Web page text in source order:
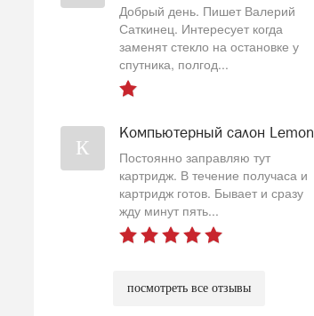
Добрый день. Пишет Валерий
Саткинец. Интересует когда
заменят стекло на остановке у
спутника, полгод...
К
Компьютерный салон Lemon
Постоянно заправляю тут
картридж. В течение получаса и
картридж готов. Бывает и сразу
жду минут пять...
посмотреть все отзывы